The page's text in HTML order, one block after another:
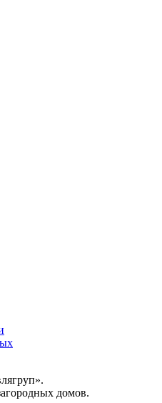
домов.